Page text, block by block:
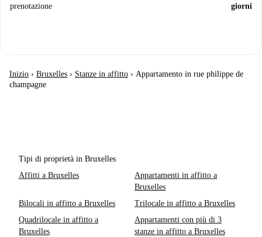
prenotazione
giorni
Inizio › Bruxelles › Stanze in affitto › Appartamento in rue philippe de
champagne
Tipi di proprietà in Bruxelles
Affitti a Bruxelles
Appartamenti in affitto a
Bruxelles
Bilocali in affitto a Bruxelles
Trilocale in affitto a Bruxelles
Quadrilocale in affitto a
Bruxelles
Appartamenti con più di 3
stanze in affitto a Bruxelles